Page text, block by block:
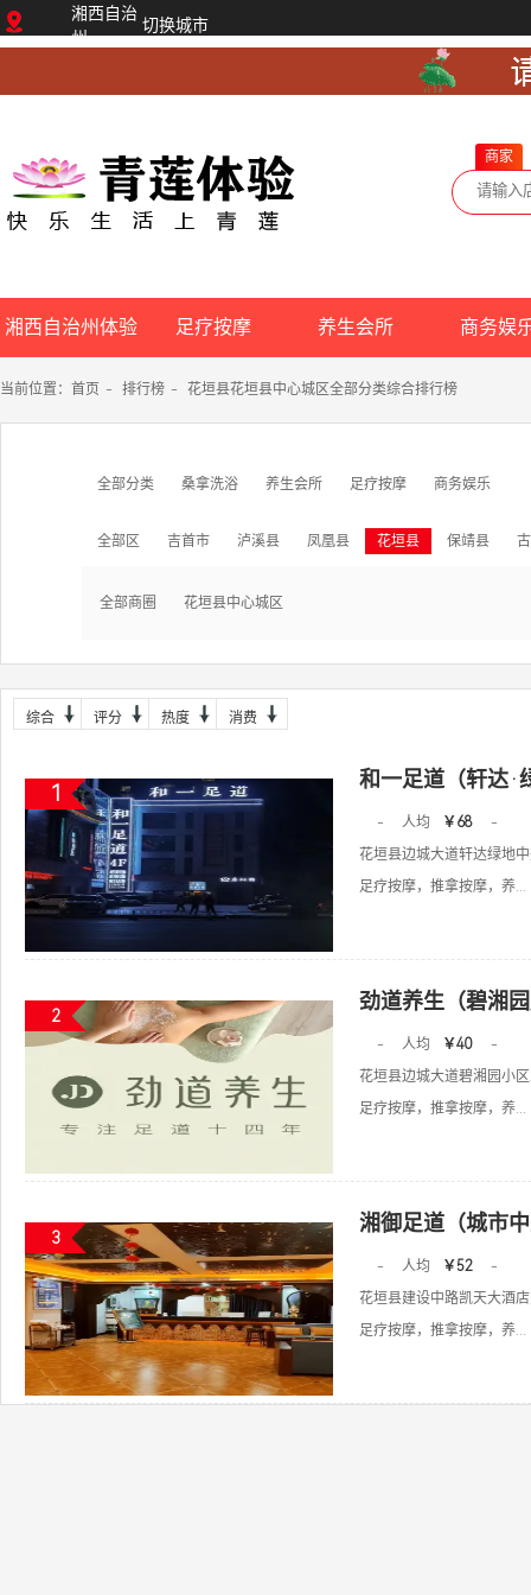
湘西自治
州
切换城市
商家
湘西自治州体验
网
足疗按摩 养生会所 商务娱
当前位置： 首页 - 排行榜 - 花垣县花垣县中心城区全部分类综合排行榜
全部分类 桑拿洗浴 养生会所 足疗按摩 商务娱乐
全部区 吉首市 泸溪县 凤凰县 花垣县 保靖县
全部商圈 花垣县中心城区
综合 评分 热度 消费
1
和一足道（轩达·
- 人均 ￥68
-
花垣县边城大道轩达绿地
足疗按摩，推拿按摩，养...
2
劲道养生（碧湘
- 人均 ￥40
-
花垣县边城大道碧湘园小
足疗按摩，推拿按摩，养...
3
湘御足道（城市
- 人均 ￥52
-
花垣县建设中路凯天大酒
足疗按摩，推拿按摩，养...